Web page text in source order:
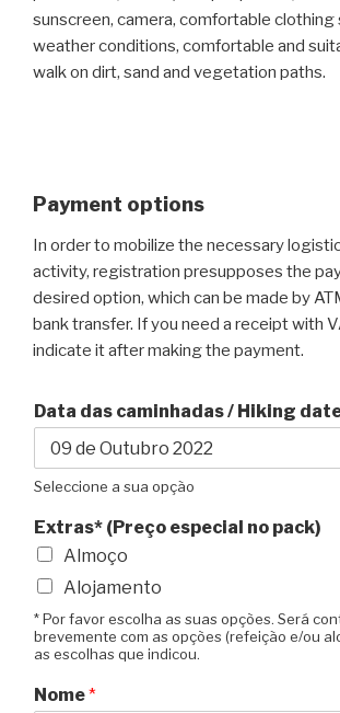
sunscreen, camera, comfortable clothing
weather conditions, comfortable and
walk on dirt, sand and vegetation paths.
Payment options
In order to mobilize the necessary
activity, registration presupposes the
desired option, which can be made by
bank transfer. If you need a receipt with
indicate it after making the payment.
Data das caminhadas / Hiking
Seleccione a sua opção
Extras* (Preço especial no pack)
Almoço
Alojamento
* Por favor escolha as suas opções. Será
brevemente com as opções (refeição e/ou
as escolhas que indicou.
Nome*